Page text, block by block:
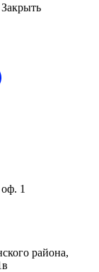
Закрыть
1
района,